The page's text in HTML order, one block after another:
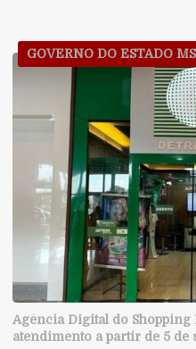
GOVERNO DO ESTADO MS
Agência Digital do
atendimento a partir de 5 de